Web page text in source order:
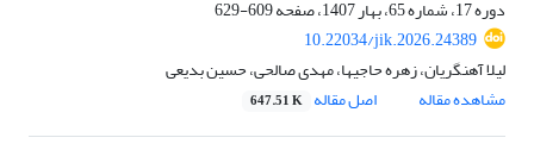
دوره 17، شماره 65، بهار 1407، صفحه
609-629
10.22034/jik.2026.24389
لیلا آهنگریان، زهره حاجیها، مهدی صالحی، حسین بدیعی
مشاهده مقاله
اصل مقاله 647.51 K